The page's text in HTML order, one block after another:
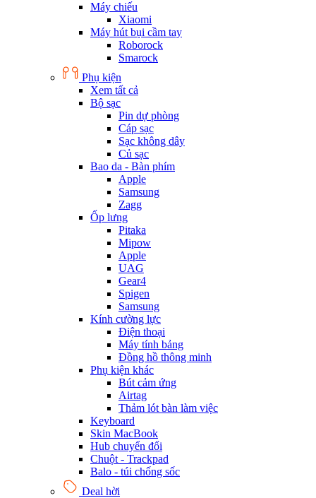
Máy chiếu
Xiaomi
Máy hút bụi cầm tay
Roborock
Smarock
Phụ kiện
Xem tất cả
Bộ sạc
Pin dự phòng
Cáp sạc
Sạc không dây
Củ sạc
Bao da - Bàn phím
Apple
Samsung
Zagg
Ốp lưng
Pitaka
Mipow
Apple
UAG
Gear4
Spigen
Samsung
Kính cường lực
Điện thoại
Máy tính bảng
Đồng hồ thông minh
Phụ kiện khác
Bút cảm ứng
Airtag
Thảm lót bàn làm việc
Keyboard
Skin MacBook
Hub chuyển đổi
Chuột - Trackpad
Balo - túi chống sốc
Deal hời